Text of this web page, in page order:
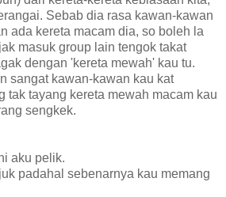
Sebab dia rasa kawan-kawan
ada kereta macam dia, so boleh la
masuk group lain tengok takat
dengan 'kereta mewah' kau tu.
sangat kawan-kawan kau kat
tak tayang kereta mewah macam kau
sengkek.
aku pelik.
padahal sebenarnya kau memang